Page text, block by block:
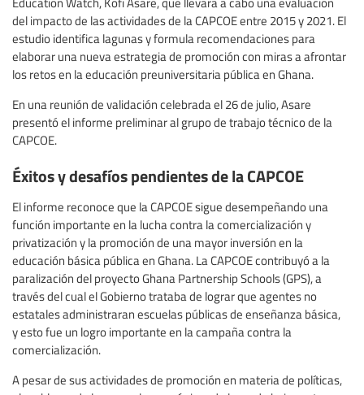
del impacto de las actividades de la CAPCOE entre 2015 y 2021. El
estudio identifica lagunas y formula recomendaciones para
elaborar una nueva estrategia de promoción con miras a afrontar
los retos en la educación preuniversitaria pública en Ghana.
En una reunión de validación celebrada el 26 de julio, Asare
presentó el informe preliminar al grupo de trabajo técnico de la
CAPCOE.
Éxitos y desafíos pendientes de la CAPCOE
El informe reconoce que la CAPCOE sigue desempeñando una
función importante en la lucha contra la comercialización y
privatización y la promoción de una mayor inversión en la
educación básica pública en Ghana. La CAPCOE contribuyó a la
paralización del proyecto Ghana Partnership Schools (GPS), a
través del cual el Gobierno trataba de lograr que agentes no
estatales administraran escuelas públicas de enseñanza básica,
y esto fue un logro importante en la campaña contra la
comercialización.
A pesar de sus actividades de promoción en materia de políticas,